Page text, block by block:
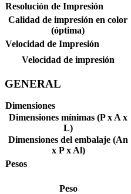
Resolución de Impresión
Calidad de impresión en color
(óptima)
Velocidad de Impresión
Velocidad de impresión
GENERAL
Dimensiones
Dimensiones mínimas (P x A x
L)
Dimensiones del embalaje (An
x P x Al)
Pesos
Peso